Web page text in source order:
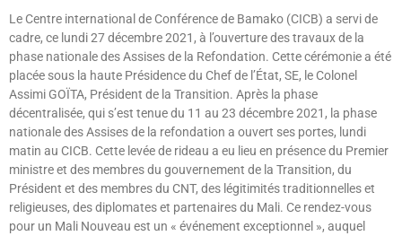
Le Centre international de Conférence de Bamako (CICB) a servi de
cadre, ce lundi 27 décembre 2021, à l’ouverture des travaux de la
phase nationale des Assises de la Refondation. Cette cérémonie a été
placée sous la haute Présidence du Chef de l’État, SE, le Colonel
Assimi GOÏTA, Président de la Transition. Après la phase
décentralisée, qui s’est tenue du 11 au 23 décembre 2021, la phase
nationale des Assises de la refondation a ouvert ses portes, lundi
matin au CICB. Cette levée de rideau a eu lieu en présence du Premier
ministre et des membres du gouvernement de la Transition, du
Président et des membres du CNT, des légitimités traditionnelles et
religieuses, des diplomates et partenaires du Mali. Ce rendez-vous
pour un Mali Nouveau est un « événement exceptionnel », auquel